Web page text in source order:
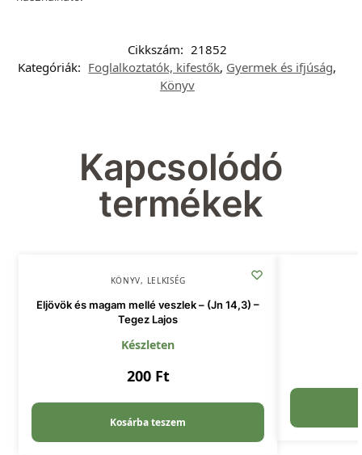
Cikkszám: 21852
Kategóriák: Foglalkoztatók, kifestők, Gyermek és ifjúság,
Könyv
Kapcsolódó
termékek
KÖNYV, LELKISÉG
Eljövök és magam mellé veszlek – (Jn 14,3) –
Tegez Lajos
Készleten
200 Ft
Kosárba teszem